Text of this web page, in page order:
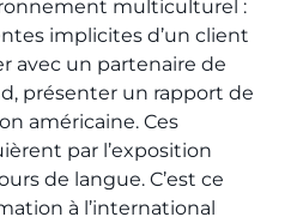
multiculturel :
implicites d’un client
avec un partenaire de
présenter un rapport de
américaine. Ces
par l’exposition
de langue. C’est ce
à l’international